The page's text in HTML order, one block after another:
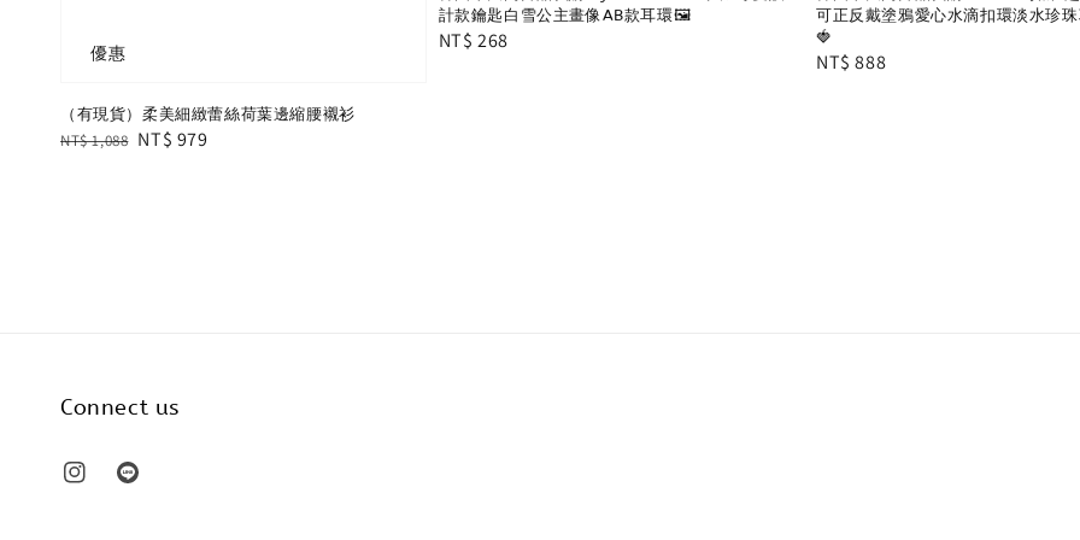
優惠
（有現貨）柔美細緻蕾絲荷葉邊縮腰襯衫
Regular
NT$ 1,088 Sale
NT$ 979
計款鑰匙白雪公主畫像AB款耳環🖼
Regular
NT$ 268
可正反戴塗鴉愛心水滴扣環淡水珍
🍓
Regular
NT$ 888
Connect us